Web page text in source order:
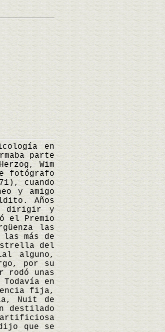
en
parte
Wim
fotógrafo
cuando
y amigo
Años
dirigir y
el Premio
las
más de
del
alguno,
por su
rodó unas
en
fija,
Nuit de
destilado
artificiosa
que se